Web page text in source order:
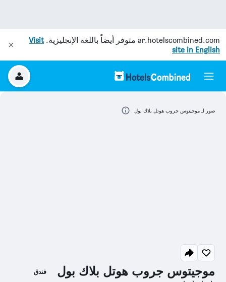
ar.hotelscombined.com متوفر أيضاً باللغة الإنجليزية.Visit
site in English
موجيتوس جروب هوتل بلاك بول فندق
صور لـ موجيتوس جروب هوتل بلاك بول